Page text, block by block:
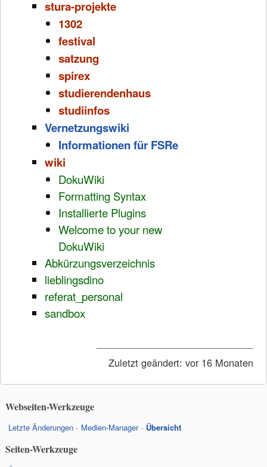
stura-projekte
1302
festival
satzung
spirex
studierendenhaus
studiinfos
Vernetzungswiki
Informationen für FSRe
wiki
DokuWiki
Formatting Syntax
Installierte Plugins
Welcome to your new
DokuWiki
Abkürzungsverzeichnis
lieblingsdino
referat_personal
sandbox
Zuletzt geändert: vor 16 Monaten
Webseiten-Werkzeuge
Letzte Änderungen Medien-Manager Übersicht
Seiten-Werkzeuge